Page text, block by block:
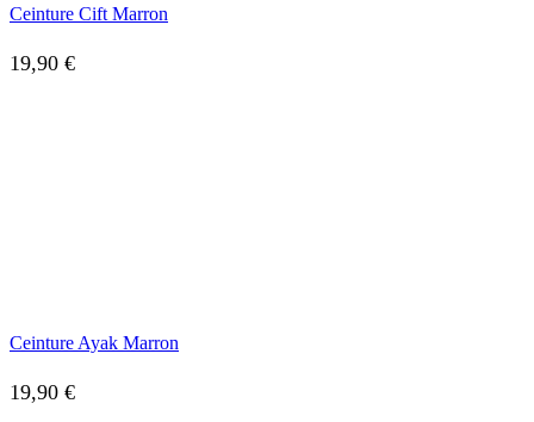
Ceinture Cift Marron
19,90 €
Ceinture Ayak Marron
19,90 €